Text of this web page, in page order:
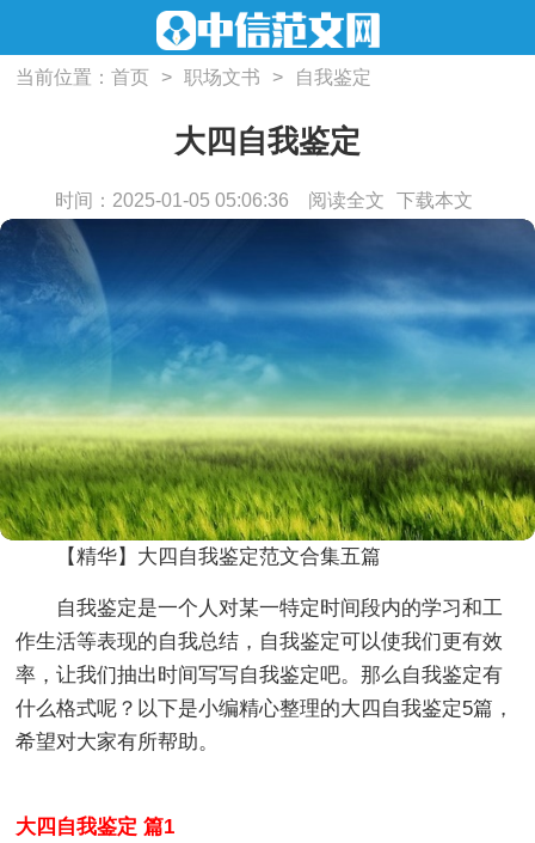
当前位置：首页 > 职场文书 > 自我鉴定
大四自我鉴定
时间：2025-01-05 05:06:36 阅读全文 下载本文
【精华】大四自我鉴定范文合集五篇
自我鉴定是一个人对某一特定时间段内的学习和工
作生活等表现的自我总结，自我鉴定可以使我们更有效
率，让我们抽出时间写写自我鉴定吧。那么自我鉴定有
什么格式呢？以下是小编精心整理的大四自我鉴定5篇，
希望对大家有所帮助。
大四自我鉴定 篇1